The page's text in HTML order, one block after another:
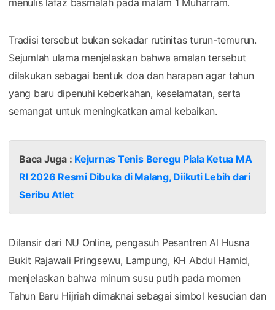
Tradisi tersebut bukan sekadar rutinitas turun-temurun.
Sejumlah ulama menjelaskan bahwa amalan tersebut
dilakukan sebagai bentuk doa dan harapan agar tahun
yang baru dipenuhi keberkahan, keselamatan, serta
semangat untuk meningkatkan amal kebaikan.
Baca Juga : Kejurnas Tenis Beregu Piala Ketua MA
RI 2026 Resmi Dibuka di Malang, Diikuti Lebih dari
Seribu Atlet
Dilansir dari NU Online, pengasuh Pesantren Al Husna
Bukit Rajawali Pringsewu, Lampung, KH Abdul Hamid,
menjelaskan bahwa minum susu putih pada momen
Tahun Baru Hijriah dimaknai sebagai simbol kesucian dan